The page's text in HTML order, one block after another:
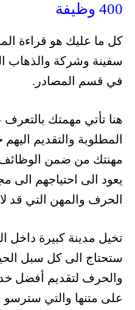
400 وظيفة
كل ما عليك هو قراءة
سفينة وشركة والذهاب
في قسم المصادر.
هنا تأتي مهمتك
المطلوبة والتقديم
مهنتك من ضمن الوظائف
يعود الى احتياجهم الى
الحرف والمهن التي قد
تخيل مدينة كبيرة داخل
ستحتاج الى كل سبل
والحرف لتقديم أفضل
على متنها والتي